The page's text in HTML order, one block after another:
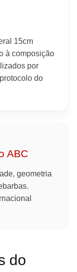
15cm
à composição
por
do
ABC
geometria
do